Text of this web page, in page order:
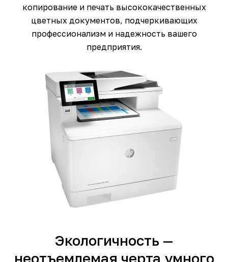
копирование и печать высококачественных
цветных документов, подчеркивающих
профессионализм и надежность вашего
предприятия.
Экологичность —
неотъемлемая черта умного